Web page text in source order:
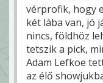
vérprofik, hogy
két lába van, jó
nincs, földhöz
tetszik a pick,
Adam Lefkoe
az élő